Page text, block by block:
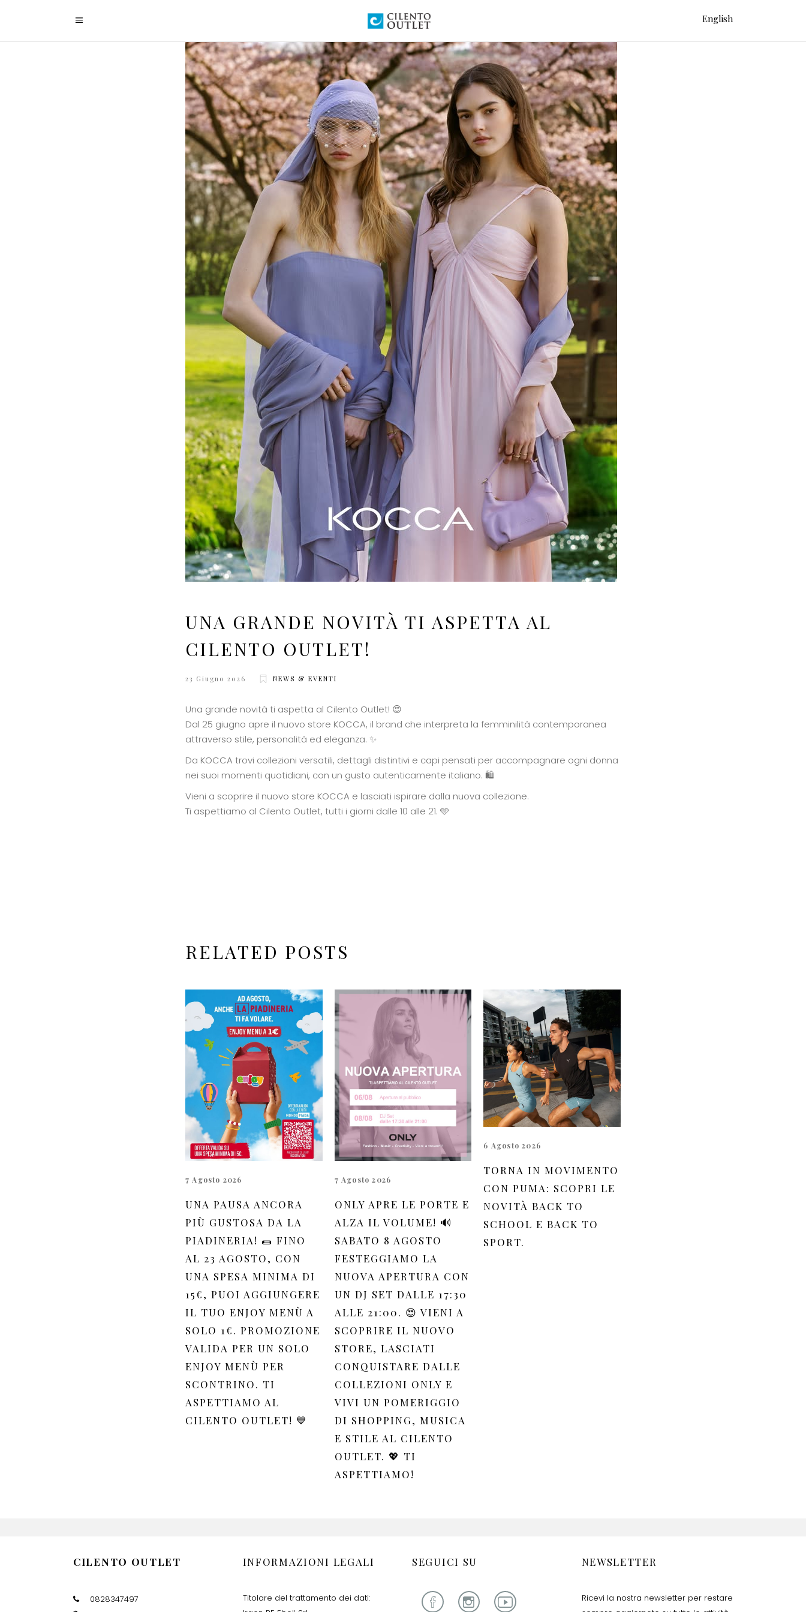
English
UNA GRANDE NOVITÀ TI ASPETTA AL
CILENTO OUTLET!
23 Giugno 2026 NEWS & EVENTI
Una grande novità ti aspetta al Cilento Outlet! 😍
Dal 25 giugno apre il nuovo store KOCCA, il brand che interpreta la femminilità contemporanea
attraverso stile, personalità ed eleganza. ✨
Da KOCCA trovi collezioni versatili, dettagli distintivi e capi pensati per accompagnare ogni donna
nei suoi momenti quotidiani, con un gusto autenticamente italiano. 🛍️
Vieni a scoprire il nuovo store KOCCA e lasciati ispirare dalla nuova collezione.
Ti aspettiamo al Cilento Outlet, tutti i giorni dalle 10 alle 21. 🩵
RELATED POSTS
7 Agosto 2026
UNA PAUSA ANCORA
PIÙ GUSTOSA DA LA
PIADINERIA! 🌯 FINO
AL 23 AGOSTO, CON
UNA SPESA MINIMA DI
15€, PUOI AGGIUNGERE
IL TUO ENJOY MENÙ A
SOLO 1€. PROMOZIONE
VALIDA PER UN SOLO
ENJOY MENÙ PER
SCONTRINO. TI
ASPETTIAMO AL
CILENTO OUTLET! 💙
7 Agosto 2026
ONLY APRE LE PORTE E
ALZA IL VOLUME! 🔊
SABATO 8 AGOSTO
FESTEGGIAMO LA
NUOVA APERTURA CON
UN DJ SET DALLE 17:30
ALLE 21:00. 😍 VIENI A
SCOPRIRE IL NUOVO
STORE, LASCIATI
CONQUISTARE DALLE
COLLEZIONI ONLY E
VIVI UN POMERIGGIO
DI SHOPPING, MUSICA
E STILE AL CILENTO
OUTLET. 💖 TI
ASPETTIAMO!
6 Agosto 2026
TORNA IN MOVIMENTO
CON PUMA: SCOPRI LE
NOVITÀ BACK TO
SCHOOL E BACK TO
SPORT.
CILENTO OUTLET
0828347497
INFORMAZIONI LEGALI
Titolare del trattamento dei dati:
SEGUICI SU NEWSLETTER
Ricevi la nostra newsletter per restare